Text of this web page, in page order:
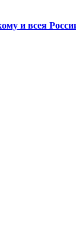
и всея